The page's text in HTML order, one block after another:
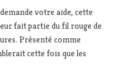
votre aide, cette
fait partie du fil rouge de
Présenté comme
cette fois que les